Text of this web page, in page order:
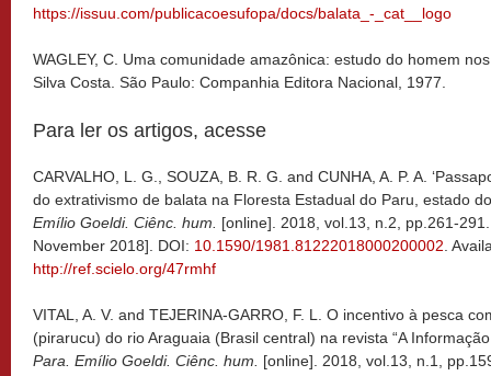
https://issuu.com/publicacoesufopa/docs/balata_-_cat__logo
WAGLEY, C. Uma comunidade amazônica: estudo do homem
Silva Costa. São Paulo: Companhia Editora Nacional, 1977.
Para ler os artigos, acesse
CARVALHO, L. G., SOUZA, B. R. G. and CUNHA, A. P. A.
do extrativismo de balata na Floresta Estadual do Paru, estado
Emílio Goeldi. Ciênc. hum.
[online]. 2018, vol.13, n.2, pp.261-
November 2018]. DOI: 10.1590/1981.81222018000200002 .
http://ref.scielo.org/47rmhf
VITAL, A. V. and TEJERINA-GARRO, F. L.
O incentivo à pesca
(pirarucu) do rio Araguaia (Brasil central) na revista “A
Para. Emílio Goeldi. Ciênc. hum.
[online]. 2018, vol.13, n.1,